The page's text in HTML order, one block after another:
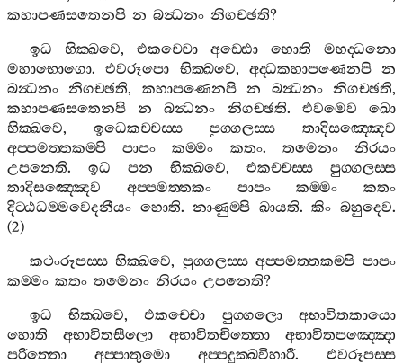
කහාපණසතෙනපි න බන්‍ධනං නිගච‍්ඡති?
ඉධ
භික‍්ඛවෙ, එකච‍්චො අඩ‍්ඪො හොති
මහද‍්ධනො
මහාභොගො.එවරූපො භික‍්ඛවෙ, අද‍්ධකහාපණෙනපි න
බන්‍ධනං
නිගච‍්ඡති, කහාපණෙනපි න බන්‍ධනං නිගච‍්ඡති,
කහාපණසතෙනපි
න බන්‍ධනං නිගච‍්ඡති. එවමෙව
ඛො
භික‍්ඛවෙ, ඉධෙකච‍්චස‍්ස පුග‍්ගලස‍්ස
තාදිසඤ‍්ඤෙව
අප‍්පමත‍්තකම‍්පි
පාපං කම‍්මං කතං. තමෙනං
නිරයං
උපනෙති. ඉධ පන භික‍්ඛවෙ, එකච‍්චස‍්ස
පුග‍්ගලස‍්ස
තාදිසඤ‍්ඤෙව
අප‍්පමත‍්තකං පාපං කම‍්මං
කතං
දිට‍්ඨධම‍්මවෙදනීයං හොති.නාණුම‍්පි ඛායති.කිං බහුදෙව.
(2)
කථංරූපස‍්ස භික‍්ඛවෙ, පුග‍්ගලස‍්ස අප‍්පමත‍්තකම‍්පි පාපං
කම‍්මං කතං තමෙනං නිරයං උපනෙති?
ඉධ
භික‍්ඛවෙ,එකච‍්චො පුග‍්ගලො
අභාවිතකායො
හොති
අභාවිතසීලො අභාවිතචිත‍්තො
අභාවිතපඤ‍්ඤො
පරිත‍්තො
අප‍්පාතුමො අප‍්පදුක‍්ඛවිහාරී. එවරූපස‍්ස